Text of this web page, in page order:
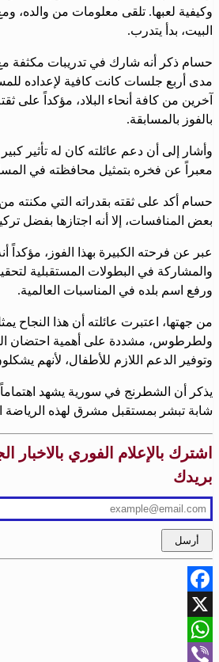
وكيفية لعبها. تلقى معلومات من والده،
البيت، بدأ يتدرب.
حسام ذكر أنه شارك في تدريبات
مدى أربع جلسات كانت كافية لإعداده
آخرين من كافة أنحاء البلاد، مؤكداً على
بالفوز بالمسابقة.
وأشار إلى أن دعم عائلته كان له تأثير
معبراً عن فخره بتمثيل محافظته في
حسام أكد على ثقته بقدراته التي مكنته
بعض المنافسات، إلا أنه اجتازها بفضل
عبر عن فرحته الكبيرة بهذا الفوز، مؤكداً
والمشاركة في البطولات المستقبلية
ورفع اسم بلده في المناسبات العالمية.
من جهتها، اعتبرت عائلته أن هذا النجاح
ولطرطوس، مشددة على أهمية احتضان
وتوفير الدعم اللازم للأطفال، لأنهم
يذكر أن الشطرنج في سورية يشهد
شابة تبشر بمستقبل مشرق لهذه الرياضة
اشترك بالإعلام الفوري بالاخبار
بريدك
Facebook
X
WhatsApp